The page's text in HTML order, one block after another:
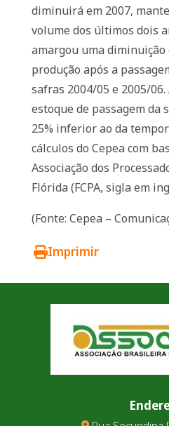
diminuirá em 2007,
volume dos últimos dois
amargou uma diminuição
produção após a
safras 2004/05 e 2005/
estoque de passagem da
25% inferior ao da
cálculos do Cepea com
Associação dos
Flórida (FCPA, sigla em
(Fonte: Cepea –
Imprimir